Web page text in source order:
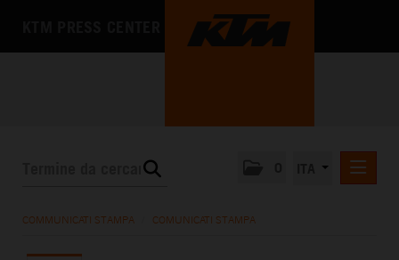
COMMUNICATI STAMPA COMUNICATI STAMPA